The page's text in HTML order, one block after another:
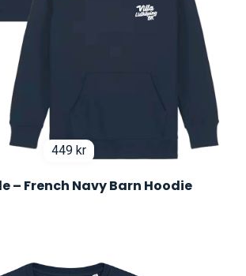
449 kr
– French Navy Barn Hoodie